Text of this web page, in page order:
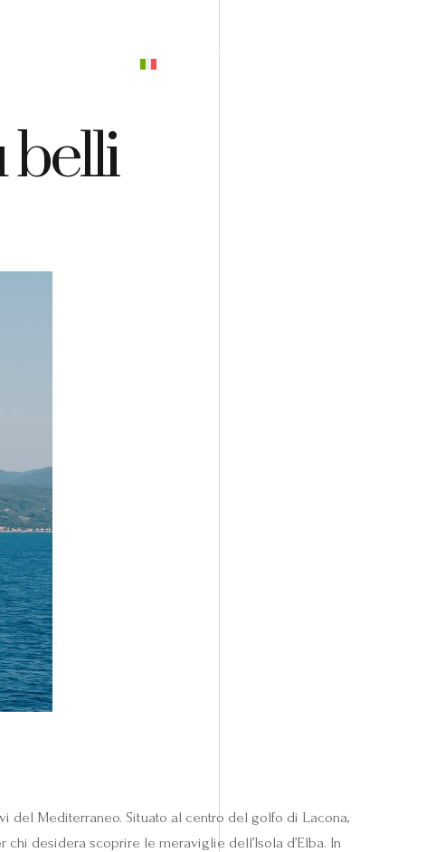
belli
Mediterraneo. Situato al centro del golfo di Lacona,
desidera scoprire le meraviglie dell’Isola d’Elba. In